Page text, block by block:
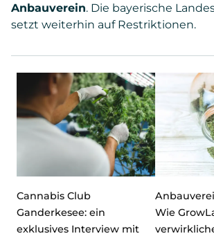
Anbauverein. Die bayerische
setzt weiterhin auf Restriktionen.
Cannabis Club
Ganderkesee: ein
exklusives Interview mit
Wie